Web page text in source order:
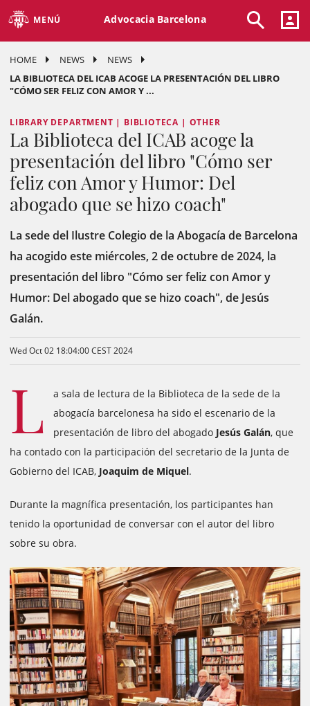
MENÚ Advocacia Barcelona
HOME NEWS
NEWS
LA BIBLIOTECA DEL ICAB ACOGE LA PRESENTACIÓN DEL LIBRO
"CÓMO SER FELIZ CON AMOR Y ...
LIBRARY DEPARTMENT | BIBLIOTECA | OTHER
La Biblioteca del ICAB acoge la
presentación del libro "Cómo ser
feliz con Amor y Humor: Del
abogado que se hizo coach"
La sede del Ilustre Colegio de la Abogacía de Barcelona
ha acogido este miércoles, 2 de octubre de 2024, la
presentación del libro "Cómo ser feliz con Amor y
Humor: Del abogado que se hizo coach", de Jesús
Galán.
Wed Oct 02 18:04:00 CEST 2024
L
a sala de lectura de la Biblioteca de la sede de la
abogacía barcelonesa ha sido el escenario de la
presentación de libro del abogado Jesús Galán, que
ha contado con la participación del secretario de la Junta de
Gobierno del ICAB, Joaquim de Miquel.
Durante la magnífica presentación, los participantes han
tenido la oportunidad de conversar con el autor del libro
sobre su obra.